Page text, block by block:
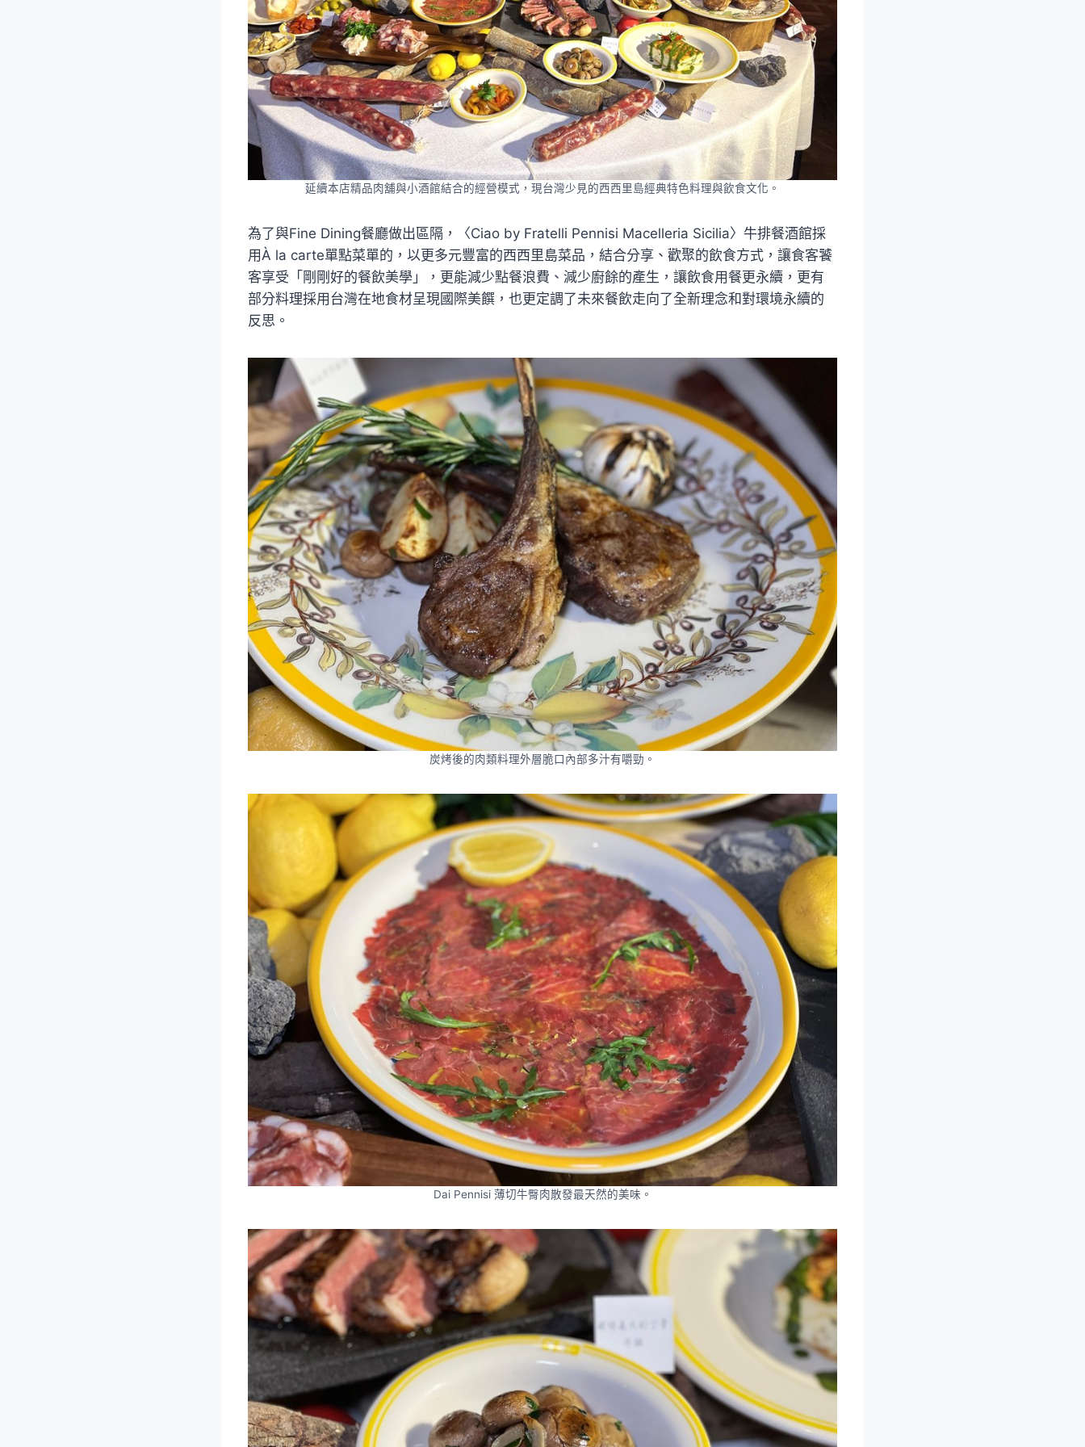
延續本店精品肉舖與小酒館結合的經營模式，現台灣少見的西西里島經典特色料理與飲食文化。
為了與Fine Dining餐廳做出區隔，〈Ciao by Fratelli Pennisi Macelleria Sicilia〉牛排餐酒館採
用À la carte單點菜單的，以更多元豐富的西西里島菜品，結合分享、歡聚的飲食方式，讓食客饕
客享受「剛剛好的餐飲美學」，更能減少點餐浪費、減少廚餘的產生，讓飲食用餐更永續，更有
部分料理採用台灣在地食材呈現國際美饌，也更定調了未來餐飲走向了全新理念和對環境永續的
反思。
炭烤後的肉類料理外層脆口內部多汁有嚼勁。
Dai Pennisi 薄切牛臀肉散發最天然的美味。